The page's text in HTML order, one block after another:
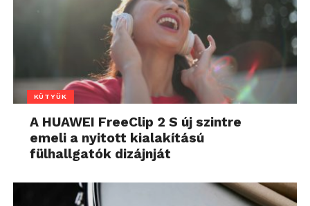
KÜTYÜK
A HUAWEI FreeClip 2 S új szintre
emeli a nyitott kialakítású
fülhallgatók dizájnját